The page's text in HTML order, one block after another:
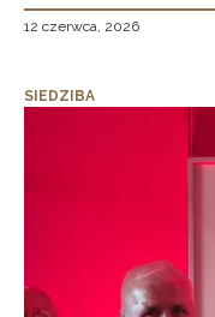
12 czerwca, 2026
SIEDZIBA